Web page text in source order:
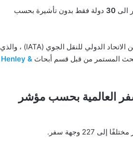
الى 30 دولة فقط بدون تأشيرة بحسب
يعتمد على بيانات حصرية من الاتحاد الدولي للنقل الجوي (IATA) ، والذي
المستمر من قبل قسم أبحاث Henley &
العالمية بحسب مؤشر